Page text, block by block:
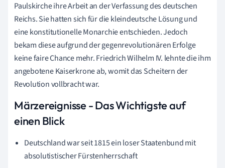
Paulskirche ihre Arbeit an der Verfassung des deutschen
Reichs. Sie hatten sich für die kleindeutsche Lösung und
eine konstitutionelle Monarchie entschieden. Jedoch
bekam diese aufgrund der gegenrevolutionären Erfolge
keine faire Chance mehr. Friedrich Wilhelm IV. lehnte die ihm
angebotene Kaiserkrone ab, womit das Scheitern der
Revolution vollbracht war.
Märzereignisse - Das Wichtigste auf
einen Blick
Deutschland war seit 1815 ein loser Staatenbund mit
absolutistischer Fürstenherrschaft